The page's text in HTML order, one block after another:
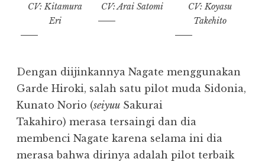
CV: Kitamura
Eri
CV: Arai Satomi
CV: Koyasu
Takehito
Dengan diijinkannya Nagate menggunakan
Garde Hiroki, salah satu pilot muda Sidonia,
Kunato Norio (seiyuu Sakurai
Takahiro) merasa tersaingi dan dia
membenci Nagate karena selama ini dia
merasa bahwa dirinya adalah pilot terbaik